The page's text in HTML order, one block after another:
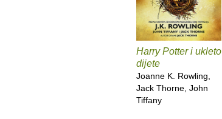
Harry Potter i ukleto
dijete
Joanne K. Rowling,
Jack Thorne, John
Tiffany